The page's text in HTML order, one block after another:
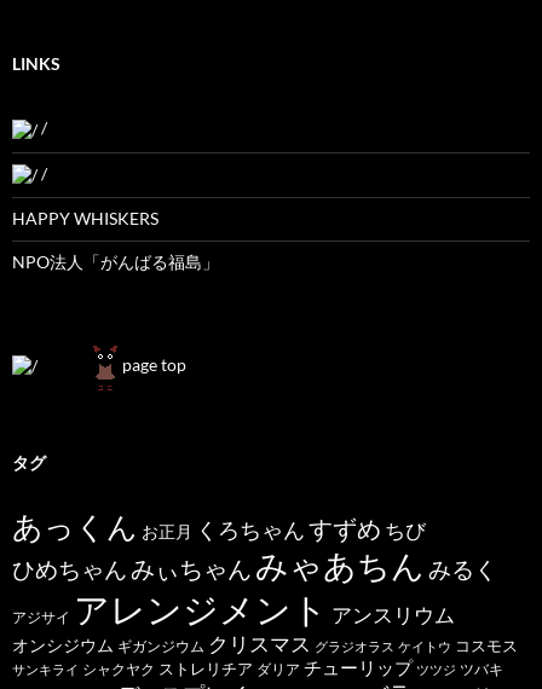
LINKS
/
/
HAPPY WHISKERS
NPO法人「がんばる福島」
page top
タグ
あっくん お正月 くろちゃんすずめ ちび
ひめちゃんみぃちゃん みゃあちん みるく
アジサイ アレンジメント アンスリウム
オンシジウム ギガンジウム クリスマス グラジオラス ケイトウ コスモス
サンキライ シャクヤク ストレリチア ダリア チューリップ ツツジ ツバキ